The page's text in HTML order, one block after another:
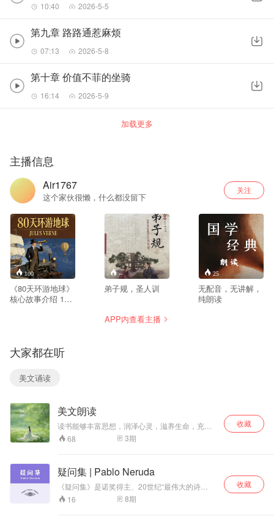
10:40 2026-5-5
第九章 路路通惹麻烦
07:13 2026-5-8
第十章 价值不菲的坐骑
16:14 2026-5-9
加载更多
主播信息
Air1767
这个家伙很懒，什么都没留下
关注
100
《80天环游地球》
核心故事介绍 19
着冷静、恪守规律
到近乎刻板的英国
绅士斐利亚·福克，
以全部身家为赌
游地球的誓言。这
份在当时看来异想
天开的挑战，不仅
牵动着整个伦敦的
目光，更将他与刚
泼机敏、身怀绝技
的路路通，推向了
一场充满未知与变
数的旅程。 从伦敦
--
弟子规，圣人训
25
无配音，无讲解，
纯朗读
APP内查看主播
大家都在听
美文诵读
美文朗读
读书能够丰富思想，润泽心灵，滋养生命，充实
生活，能够让我们遇见更好的自己。
68 3期
收藏
疑问集 | Pablo Neruda
《疑问集》是诺奖得主、20世纪“最伟大的诗
人”聂鲁达的一部微型杰作。非常简单、易读，由
74首诗，316个没有给出回答的问题组成。聂鲁
16 8期
收藏